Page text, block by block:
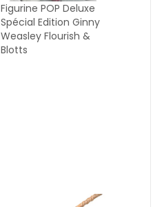
Figurine POP Deluxe
Spécial Edition Ginny
Weasley Flourish &
Blotts